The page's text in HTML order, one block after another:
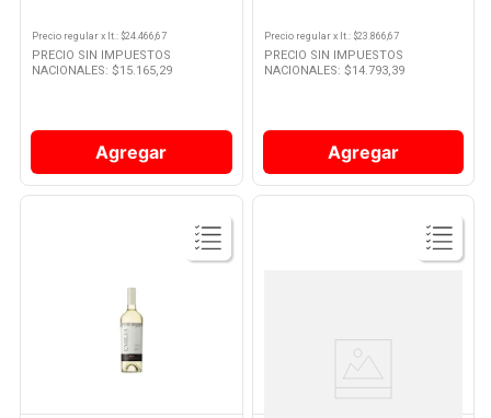
Precio regular x lt.: $24.466,67
PRECIO SIN IMPUESTOS
NACIONALES: $15.165,29
Agregar
Precio regularx lt.: $23.866,67
PRECIO SIN IMPUESTOS
NACIONALES: $14.793,39
Agregar
Ver
Producto
Ver
Producto